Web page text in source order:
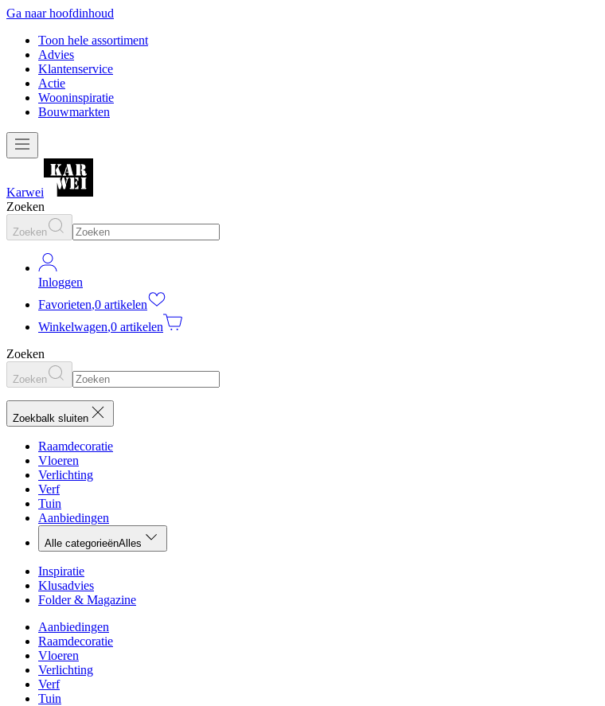
Ga naar hoofdinhoud
Toon hele assortiment
Advies
Klantenservice
Actie
Wooninspiratie
Bouwmarkten
Karwei
Zoeken
Zoeken
Inloggen
Favorieten,0 artikelen
Winkelwagen,0 artikelen
Zoeken
Zoeken
Zoekbalk sluiten
Raamdecoratie
Vloeren
Verlichting
Verf
Tuin
Aanbiedingen
Alle categorieënAlles
Inspiratie
Klusadvies
Folder & Magazine
Aanbiedingen
Raamdecoratie
Vloeren
Verlichting
Verf
Tuin